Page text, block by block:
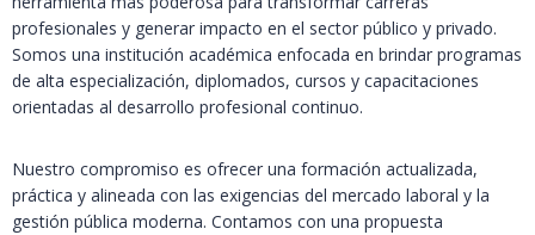
profesionales y generar impacto en el sector público y privado.
Somos una institución académica enfocada en brindar programas
de alta especialización, diplomados, cursos y capacitaciones
orientadas al desarrollo profesional continuo.
Nuestro compromiso es ofrecer una formación actualizada,
práctica y alineada con las exigencias del mercado laboral y la
gestión pública moderna. Contamos con una propuesta